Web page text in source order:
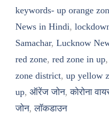
keywords- up orange
News in Hindi,
Samachar, Lucknow
red zone, red zone in up,
zone district, up yellow
up, ऑरेंज जोन,कोरोना
जोन,लॉकडाउन